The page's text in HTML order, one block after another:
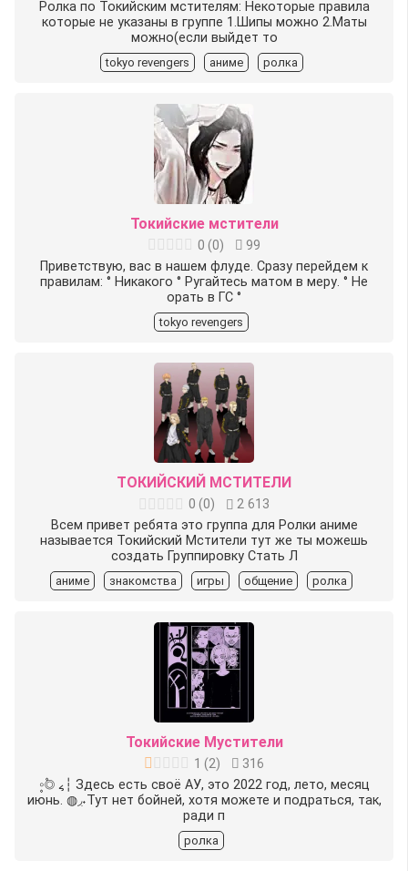
Ролка по Токийским мстителям: Некоторые правила
которые не указаны в группе 1.Шипы можно 2.Маты
можно(если выйдет то
tokyo revengers аниме ролка
Токийские мстители
0 (0)
99
Приветствую, вас в нашем флуде. Сразу перейдем к
правилам: ° Никакого ° Ругайтесь матом в меру. ° Не
орать в ГС °
tokyo revengers
ТОКИЙСКИЙ МСТИТЕЛИ
0 (0)
2 613
Всем привет ребята это группа для Ролки аниме
называется Токийский Мстители тут же ты можешь
создать Группировку Стать Л
аниме знакомства игры общение ролка
Токийские Мустители
1 (2)
316
◦۪۪‌◎۫۫ ៹┆ Здесь есть своё АУ, это 2022 год, лето, месяц
июнь. ◍◞ִ˖Тут нет бойней, хотя можете и подраться, так,
ради п
ролка